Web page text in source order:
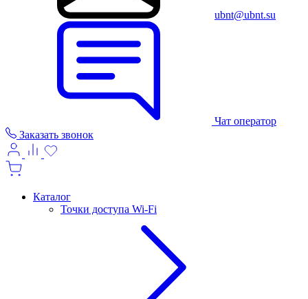
ubnt@ubnt.su
Чат оператор
Заказать звонок
Каталог
Точки доступа Wi-Fi